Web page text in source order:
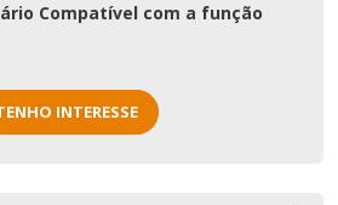
Compatível com a função
INTERESSE